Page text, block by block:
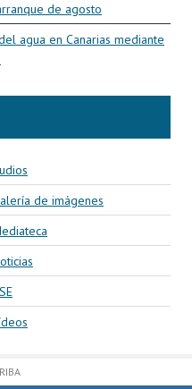
de agosto
agua en Canarias mediante
de imágenes